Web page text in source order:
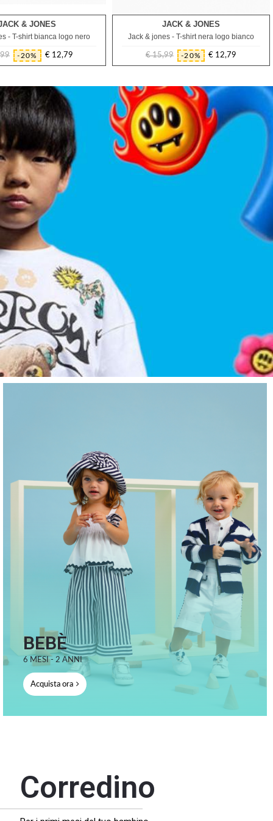
12A
& JONES
- T-shirt bianca logo nero
Prezzo
-20%
Prezzo
€ 12,79
8A 10A 12A
JACK & JONES
Jack & jones - T-shirt nera logo bianco
Prezzo
€ 15,99 -20%
Prezzo
€ 12,79
BEBÈ
6 MESI - 2 ANNI
Acquista ora
Corredino